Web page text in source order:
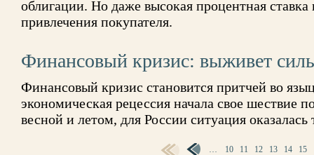
облигации. Но даже высокая процентная
привлечения покупателя.
Финансовый кризис: выживет
Финансовый кризис становится притчей во
экономическая рецессия начала свое шествие
весной и летом, для России ситуация
… 10 11 12 13 14 15